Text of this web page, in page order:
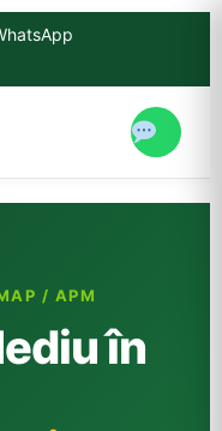
/ APM
în